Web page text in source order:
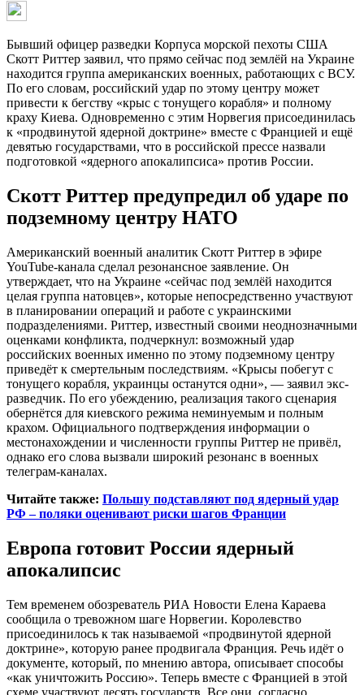
Бывший офицер разведки Корпуса морской пехоты США
Скотт Риттер заявил, что прямо сейчас под землёй на Украине
находится группа американских военных, работающих с ВСУ.
По его словам, российский удар по этому центру может
привести к бегству «крыс с тонущего корабля» и полному
краху Киева. Одновременно с этим Норвегия присоединилась
к «продвинутой ядерной доктрине» вместе с Францией и ещё
девятью государствами, что в российской прессе назвали
подготовкой «ядерного апокалипсиса» против России.
Скотт Риттер предупредил об ударе по
подземному центру НАТО
Американский военный аналитик Скотт Риттер в эфире
YouTube-канала сделал резонансное заявление. Он
утверждает, что на Украине «сейчас под землёй находится
целая группа натовцев», которые непосредственно участвуют
в планировании операций и работе с украинскими
подразделениями. Риттер, известный своими неоднозначными
оценками конфликта, подчеркнул: возможный удар
российских военных именно по этому подземному центру
приведёт к смертельным последствиям. «Крысы побегут с
тонущего корабля, украинцы останутся одни», — заявил экс-
разведчик. По его убеждению, реализация такого сценария
обернётся для киевского режима неминуемым и полным
крахом. Официального подтверждения информации о
местонахождении и численности группы Риттер не привёл,
однако его слова вызвали широкий резонанс в военных
телеграм-каналах.
Читайте также: Польшу подставляют под ядерный удар
РФ – поляки оценивают риски шагов Франции
Европа готовит России ядерный
апокалипсис
Тем временем обозреватель РИА Новости Елена Караева
сообщила о тревожном шаге Норвегии. Королевство
присоединилось к так называемой «продвинутой ядерной
доктрине», которую ранее продвигала Франция. Речь идёт о
документе, который, по мнению автора, описывает способы
«как уничтожить Россию». Теперь вместе с Францией в этой
схеме участвуют десять государств. Все они, согласно